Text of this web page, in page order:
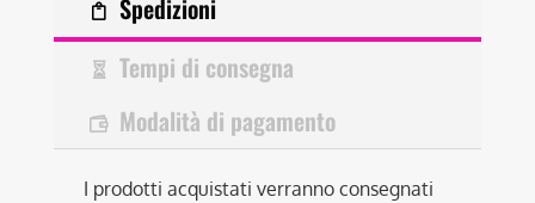
Spedizioni
Tempi di consegna
Modalità di pagamento
I prodotti acquistati verranno consegnati